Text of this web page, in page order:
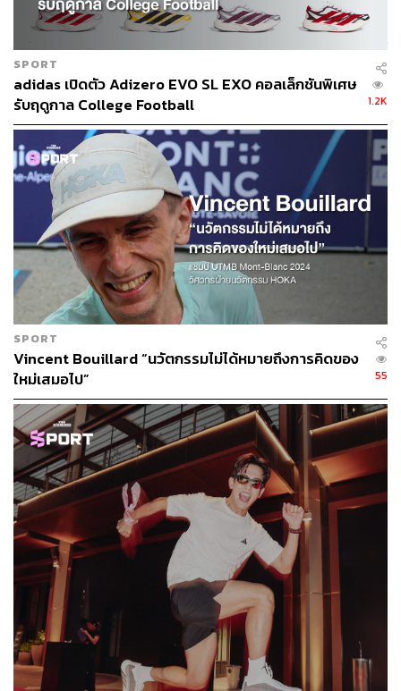
การก้าวกระโดดของ VING สะท้อนให้เห็นว่าสินค้า
นวัตกรรมไม่จำเป็นต้องเกิดจากแบรนด์ยักษ์ใหญ่ต่างชาติ
หากสามารถแก้ปัญหาให้ผู้ใช้งานได้อย่างตรงจุด โปรดักต์นั้น
ก็พร้อมสยายปีกสู่เวทีโลก
ปัจจุบันแบรนด์สร้างปรากฏการณ์ที่มีนักวิ่งอีลิตเลือกสวมใส่
ทำลายสถิติมาแล้วมากมาย และกำลังเตรียมพร้อมไปเปิด
หน้าร้านที่นิวยอร์กในเดือนหน้า เพื่อเดินหน้าสู่เป้าหมายที่ยิ่ง
ใหญ่กว่าเดิม ผู้นำองค์กรจึงต้องกล้าฉีกกรอบเดิมๆ แล้วหันมา
ผสานจุดแข็งท้องถิ่นเข้ากับวิสัยทัศน์สากล
เส้นทางของการทำธุรกิจมักเต็มไปด้วยข้อจำกัดและโจทย์ที่ดู
เหมือนจะเป็นไปไม่ได้ แต่เรื่องราวของ VING คือเครื่องยืนยัน
ว่าความสำเร็จไม่ได้ขึ้นอยู่กับจำนวนเงินทุนตั้งต้นหรือพิกัด
บนแผนที่ อย่าปล่อยให้คำว่าโลเคชันหรือสายป่านมาเป็นข้อ
อ้างในการหยุดฝัน เพราะถ้าคุณมุ่งมั่นแก้ปัญหาให้ผู้คนได้
จริง ไม่ว่าคุณจะเริ่มต้นจากจุดไหนบนโลก ความสำเร็จก็
พร้อมจะเดินทางไปหาคุณเสมอ
TAGS: Startup การวิ่งมาราธอน ขอนแก่น
รองเท้าวิ่ง
ภาคอีสาน
กีฬาวิ่งมาราธอน เวทีโลก
ABOUT THE AUTHOR
SPORT
adidas เปิดตัว Adizero EVO SL EXO คอลเล็กชันพิเศษ
รับฤดูกาล College Football
1.2K
SPORT
Vincent Bouillard “นวัตกรรมไม่ได้หมายถึงการคิดของ
ใหม่เสมอไป”
55